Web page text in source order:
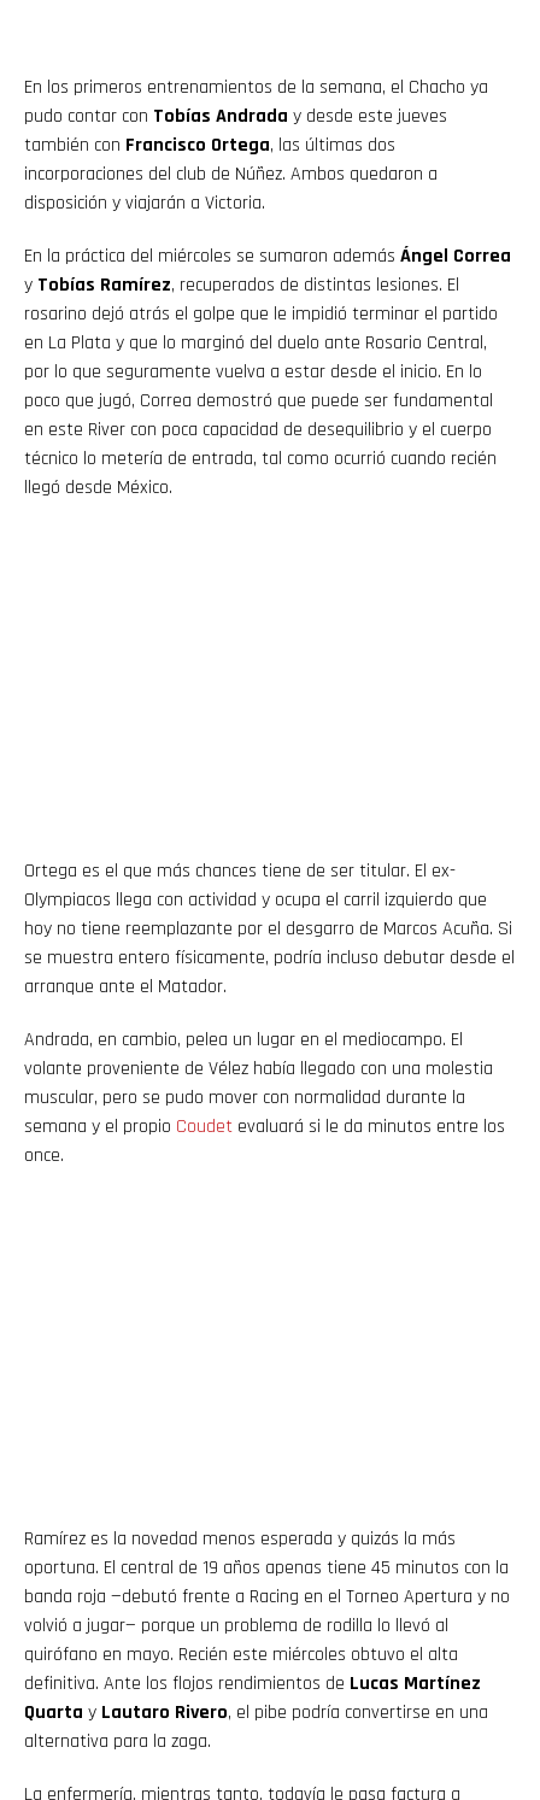
En los primeros entrenamientos de la semana, el Chacho ya
pudo contar con Tobías Andrada y desde este jueves
también con Francisco Ortega, las últimas dos
incorporaciones del club de Núñez. Ambos quedaron a
disposición y viajarán a Victoria.
En la práctica del miércoles se sumaron además Ángel Correa
y Tobías Ramírez, recuperados de distintas lesiones. El
rosarino dejó atrás el golpe que le impidió terminar el partido
en La Plata y que lo marginó del duelo ante Rosario Central,
por lo que seguramente vuelva a estar desde el inicio. En lo
poco que jugó, Correa demostró que puede ser fundamental
en este River con poca capacidad de desequilibrio y el cuerpo
técnico lo metería de entrada, tal como ocurrió cuando recién
llegó desde México.
Ortega es el que más chances tiene de ser titular. El ex-
Olympiacos llega con actividad y ocupa el carril izquierdo que
hoy no tiene reemplazante por el desgarro de Marcos Acuña. Si
se muestra entero físicamente, podría incluso debutar desde el
arranque ante el Matador.
Andrada, en cambio, pelea un lugar en el mediocampo. El
volante proveniente de Vélez había llegado con una molestia
muscular, pero se pudo mover con normalidad durante la
semana y el propio Coudet evaluará si le da minutos entre los
once.
Ramírez es la novedad menos esperada y quizás la más
oportuna. El central de 19 años apenas tiene 45 minutos con la
banda roja —debutó frente a Racing en el Torneo Apertura y no
volvió a jugar— porque un problema de rodilla lo llevó al
quirófano en mayo. Recién este miércoles obtuvo el alta
definitiva. Ante los flojos rendimientos de Lucas Martínez
Quarta y Lautaro Rivero, el pibe podría convertirse en una
alternativa para la zaga.
La enfermería, mientras tanto, todavía le pasa factura a